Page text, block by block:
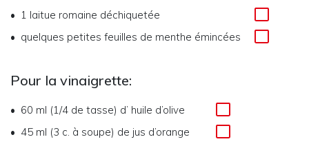
1 laitue romaine déchiquetée
quelques petites feuilles de menthe émincées
Pour la vinaigrette:
60 ml (1/4 de tasse) d’ huile d’olive
45 ml (3 c. à soupe) de jus d’orange